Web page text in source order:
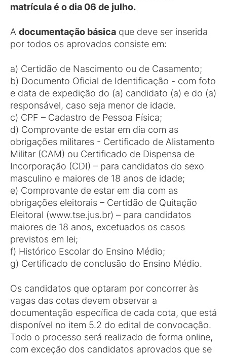
matrícula é o dia 06 de julho.
A documentação básica que deve ser inserida
por todos os aprovados consiste em:
a) Certidão de Nascimento ou de Casamento;
b) Documento Oficial de Identificação - com foto
e data de expedição do (a) candidato (a) e do (a)
responsável, caso seja menor de idade.
c) CPF – Cadastro de Pessoa Física;
d) Comprovante de estar em dia com as
obrigações militares - Certificado de Alistamento
Militar (CAM) ou Certificado de Dispensa de
Incorporação (CDI) – para candidatos do sexo
masculino e maiores de 18 anos de idade;
e) Comprovante de estar em dia com as
obrigações eleitorais – Certidão de Quitação
Eleitoral (www.tse.jus.br) – para candidatos
maiores de 18 anos, excetuados os casos
previstos em lei;
f) Histórico Escolar do Ensino Médio;
g) Certificado de conclusão do Ensino Médio.
Os candidatos que optaram por concorrer às
vagas das cotas devem observar a
documentação específica de cada cota, que está
disponível no item 5.2 do edital de convocação.
Todo o processo será realizado de forma online,
com exceção dos candidatos aprovados que se